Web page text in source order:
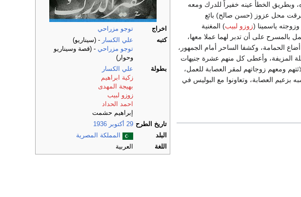
اخراج
توجو مزراحي
كتبه
علي الكسار - (سيناريو)
توجو مزراحي - (قصة وسيناريو
وحوار)
بطولة
علي الكسار
زكية ابراهيم
بهيجة المهدى
زوزو لبيب
احمد الحداد
إبراهيم حشمت
تاريخ الطرح 29 أكتوبر
1936
البلد
المملكة المصرية
اللغة
العربية
وبطريق الخطأ عينه خفيراً للدرك ومعه
محل عزوز (حسن صالح) بائع
ياسمينا (زوزو لبيب) المغنية
بالمسرح على أن تدبر لهما عملا معها،
الحمامة، وكشفا الساحر أمام الجمهور،
المزيفة، وأعطى كل منهم عشرة جنيهات
ومعهم زوجاتهم لمقر العصابة للعمل،
بزعيم العصابة، وتعاونوا مع البوليس في